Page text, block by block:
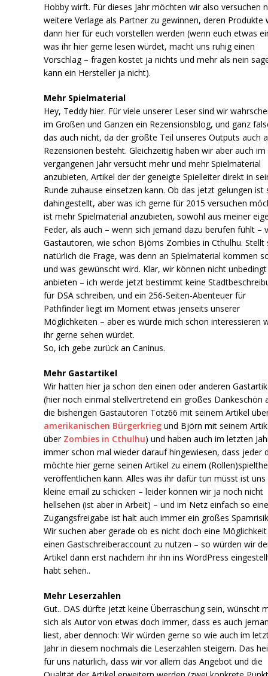
Hobby wirft. Für dieses Jahr möchten wir also versuchen
weitere Verlage als Partner zu gewinnen, deren Produkte
dann hier für euch vorstellen werden (wenn euch etwas
was ihr hier gerne lesen würdet, macht uns ruhig einen
Vorschlag – fragen kostet ja nichts und mehr als nein
kann ein Hersteller ja nicht).
Mehr Spielmaterial
Hey, Teddy hier. Für viele unserer Leser sind wir
im Großen und Ganzen ein Rezensionsblog, und ganz
das auch nicht, da der größte Teil unseres Outputs auch
Rezensionen besteht. Gleichzeitig haben wir aber auch im
vergangenen Jahr versucht mehr und mehr Spielmaterial
anzubieten, Artikel der der geneigte Spielleiter direkt in
Runde zuhause einsetzen kann. Ob das jetzt gelungen ist
dahingestellt, aber was ich gerne für 2015 versuchen
ist mehr Spielmaterial anzubieten, sowohl aus meiner
Feder, als auch – wenn sich jemand dazu berufen fühlt –
Gastautoren, wie schon Björns Zombies in Cthulhu. Stellt
natürlich die Frage, was denn an Spielmaterial kommen
und was gewünscht wird. Klar, wir können nicht
anbieten – ich werde jetzt bestimmt keine
für DSA schreiben, und ein 256-Seiten-Abenteuer für
Pathfinder liegt im Moment etwas jenseits unserer
Möglichkeiten – aber es würde mich schon interessieren
ihr gerne sehen würdet.
So, ich gebe zurück an Caninus.
Mehr Gastartikel
Wir hatten hier ja schon den einen oder anderen
(hier noch einmal stellvertretend ein großes Dankeschön
die bisherigen Gastautoren Totz66 mit seinem Artikel
amerikanischen Bürgerkrieg und Björn mit seinem
über Zombies in Cthulhu) und haben auch im letzten
immer schon mal wieder darauf hingewiesen, dass jeder
möchte hier gerne seinen Artikel zu einem
veröffentlichen kann. Alles was ihr dafür tun müsst ist uns
kleine email zu schicken – leider können wir ja noch nicht
hellsehen (ist aber in Arbeit) – und im Netz einfach so
Zugangsfreigabe ist halt auch immer ein großes
Wir suchen aber gerade ob es nicht doch eine
einen Gastschreiberaccount zu nutzen – so würden wir
Artikel dann erst nachdem ihr ihn ins WordPress
habt sehen..
Mehr Leserzahlen
Gut.. DAS dürfte jetzt keine Überraschung sein, wünscht
sich als Autor von etwas doch immer, dass es auch
liest, aber dennoch: Wir würden gerne so wie auch im
Jahr in diesem nochmals die Leserzahlen steigern. Das
für uns natürlich, dass wir vor allem das Angebot und die